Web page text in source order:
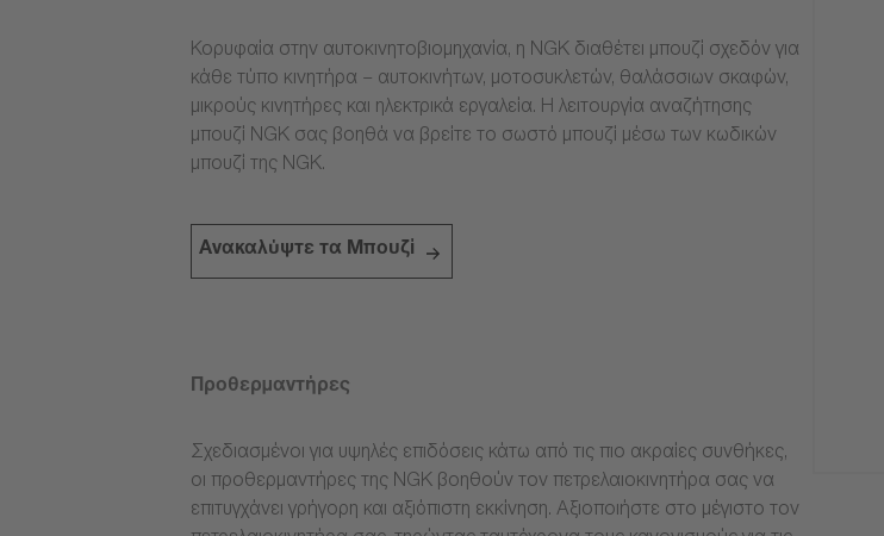
Κορυφαία στην αυτοκινητοβιομηχανία, η NGK διαθέτει μπουζί σχεδόν για
κάθε τύπο κινητήρα – αυτοκινήτων, μοτοσυκλετών, θαλάσσιων σκαφών,
μικρούς κινητήρες και ηλεκτρικά εργαλεία. Η λειτουργία αναζήτησης
μπουζί NGK σας βοηθά να βρείτε το σωστό μπουζί μέσω των κωδικών
μπουζί της NGK.
Ανακαλύψτε τα Μπουζί
Προθερμαντήρες
Σχεδιασμένοι για υψηλές επιδόσεις κάτω από τις πιο ακραίες συνθήκες,
οι προθερμαντήρες της NGK βοηθούν τον πετρελαιοκινητήρα σας να
επιτυγχάνει γρήγορη και αξιόπιστη εκκίνηση. Αξιοποιήστε στο μέγιστο τον